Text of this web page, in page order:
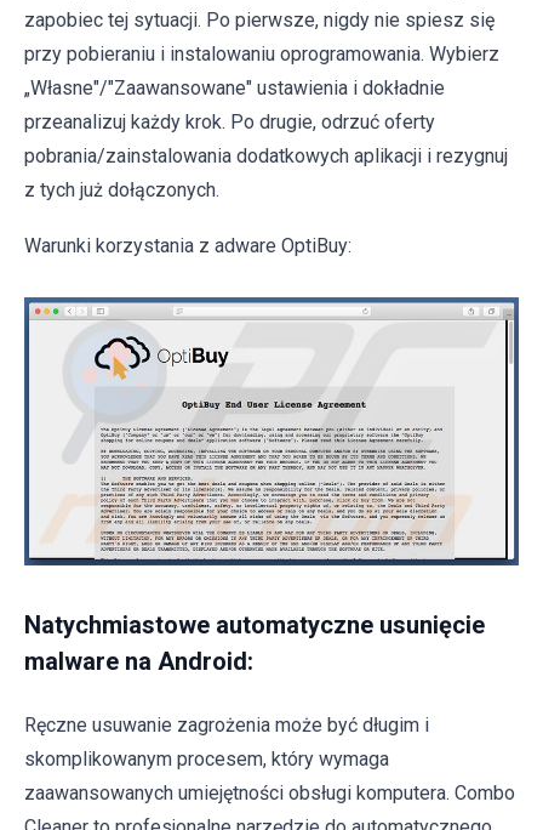
zapobiec tej sytuacji. Po pierwsze, nigdy nie spiesz się
przy pobieraniu i instalowaniu oprogramowania. Wybierz
„Własne"/"Zaawansowane" ustawienia i dokładnie
przeanalizuj każdy krok. Po drugie, odrzuć oferty
pobrania/zainstalowania dodatkowych aplikacji i rezygnuj
z tych już dołączonych.
Warunki korzystania z adware OptiBuy:
Natychmiastowe automatyczne usunięcie
malware na Android:
Ręczne usuwanie zagrożenia może być długim i
skomplikowanym procesem, który wymaga
zaawansowanych umiejętności obsługi komputera. Combo